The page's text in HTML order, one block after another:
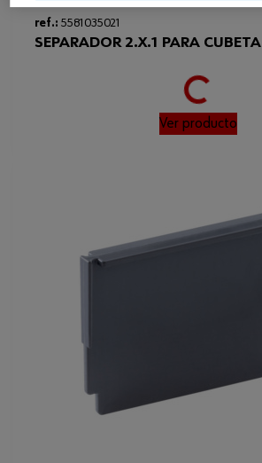
ref.: 5581035021
SEPARADOR 2.X.1 PARA CUBETA
Loading...
Ver producto